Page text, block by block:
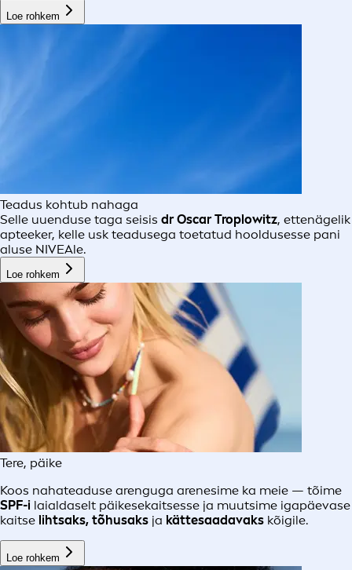
Loe rohkem
Teadus kohtub nahaga
Selle uuenduse taga seisis dr Oscar Troplowitz, ettenägelik
apteeker, kelle usk teadusega toetatud hooldusesse pani
aluse NIVEAle.
Loe rohkem
Tere, päike
Koos nahateaduse arenguga arenesime ka meie — tõime
SPF-i laialdaselt päikesekaitsesse ja muutsime igapäevase
kaitse lihtsaks, tõhusaks ja kättesaadavaks kõigile.
Loe rohkem